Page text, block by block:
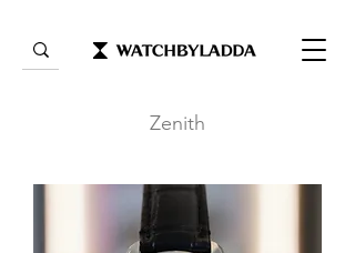
Zenith